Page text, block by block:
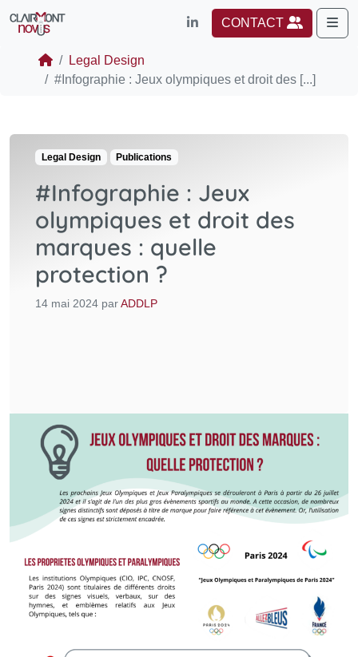
CONTACT
Legal Design
#Infographie : Jeux olympiques et droit des [...]
Legal Design Publications
#Infographie : Jeux
olympiques et droit des
marques : quelle
protection ?
14 mai 2024 parADDLP